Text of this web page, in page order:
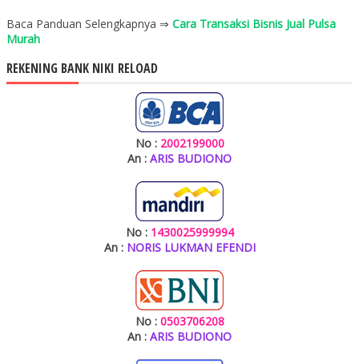
Baca Panduan Selengkapnya ⇒ Cara Transaksi Bisnis Jual Pulsa
Murah
REKENING BANK NIKI RELOAD
No : 2002199000
An : ARIS BUDIONO
No : 1430025999994
An : NORIS LUKMAN EFENDI
No : 0503706208
An : ARIS BUDIONO